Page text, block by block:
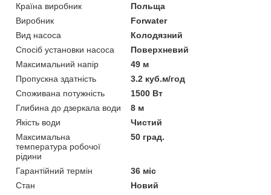
Країна виробник
Польща
Виробник
Forwater
Вид насоса
Колодязний
Спосіб установки насоса
Поверхневий
Максимальний напір
49 м
Пропускна здатність
3.2 куб.м/год
Споживана потужність
1500 Вт
Глибина до дзеркала води
8 м
Якість води
Чистий
Максимальна
температура робочої
рідини
50 град.
Гарантійний термін
36 міс
Стан
Новий